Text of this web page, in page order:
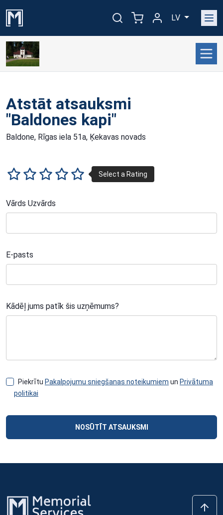
LV
Atstāt atsauksmi
"Baldones kapi"
Baldone, Rīgas iela 51a, Ķekavas novads
Vārds Uzvārds
E-pasts
Kādēļ jums patīk šis uzņēmums?
Piekrītu Pakalpojumu sniegšanas noteikumiem un Privātuma
politikai
NOSŪTĪT ATSAUKSMI